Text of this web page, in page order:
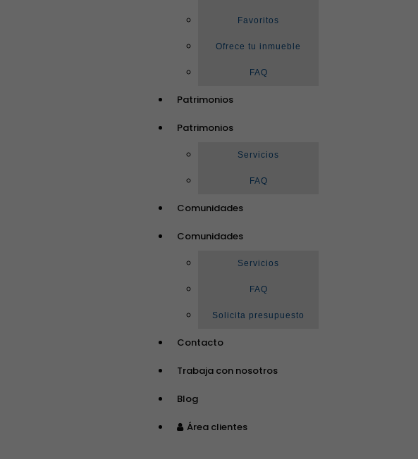
Favoritos
Ofrece tu inmueble
FAQ
Patrimonios
Patrimonios
Servicios
FAQ
Comunidades
Comunidades
Servicios
FAQ
Solicita presupuesto
Contacto
Trabaja con nosotros
Blog
Área clientes